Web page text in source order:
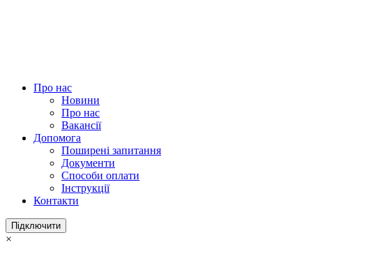
Про нас
Новини
Про нас
Вакансії
Допомога
Поширені запитання
Документи
Способи оплати
Інструкції
Контакти
Підключити
×